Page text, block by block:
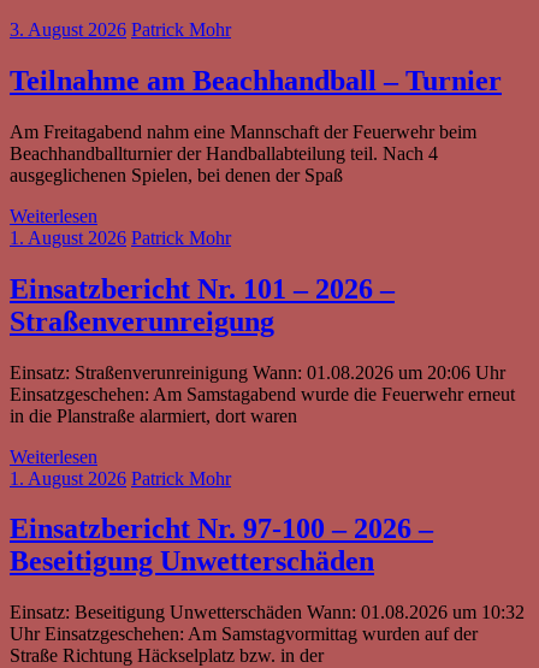
3. August 2026 Patrick Mohr
Teilnahme am Beachhandball – Turnier
Am Freitagabend nahm eine Mannschaft der Feuerwehr beim
Beachhandballturnier der Handballabteilung teil. Nach 4
ausgeglichenen Spielen, bei denen der Spaß
Weiterlesen
1. August 2026 Patrick Mohr
Einsatzbericht Nr. 101 – 2026 –
Straßenverunreigung
Einsatz: Straßenverunreinigung Wann: 01.08.2026 um 20:06 Uhr
Einsatzgeschehen: Am Samstagabend wurde die Feuerwehr erneut
in die Planstraße alarmiert, dort waren
Weiterlesen
1. August 2026 Patrick Mohr
Einsatzbericht Nr. 97-100 – 2026 –
Beseitigung Unwetterschäden
Einsatz: Beseitigung Unwetterschäden Wann: 01.08.2026 um 10:32
Uhr Einsatzgeschehen: Am Samstagvormittag wurden auf der
Straße Richtung Häckselplatz bzw. in der